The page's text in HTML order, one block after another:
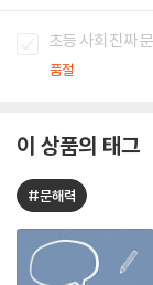
초등 사회 진짜
품절
이 상품의 태그
#문해력